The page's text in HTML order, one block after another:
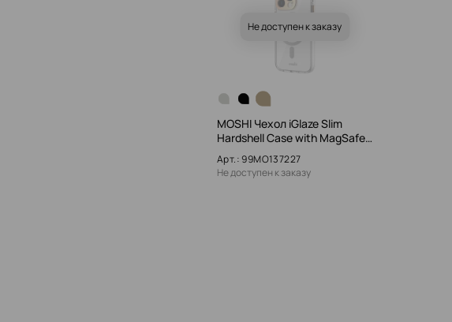
Не доступен к заказу
MOSHI Чехол iGlaze Slim
Hardshell Case with MagSafe…
Арт.: 99MO137227
Не доступен к заказу